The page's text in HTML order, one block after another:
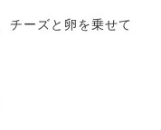
チーズと卵を乗せて